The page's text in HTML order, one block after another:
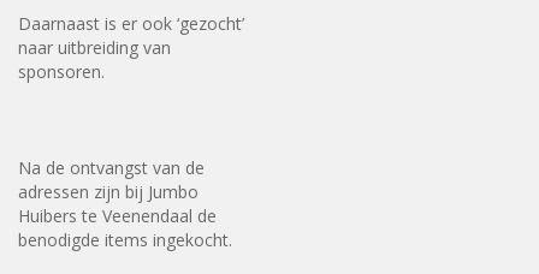
Daarnaast is er ook ‘gezocht’
naar uitbreiding van
sponsoren.
Na de ontvangst van de
adressen zijn bij Jumbo
Huibers te Veenendaal de
benodigde items ingekocht.